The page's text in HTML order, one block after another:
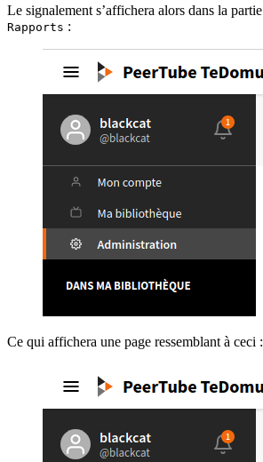
Le signalement s’affichera alors dans la partie
Rapports :
Ce qui affichera une page ressemblant à ceci :